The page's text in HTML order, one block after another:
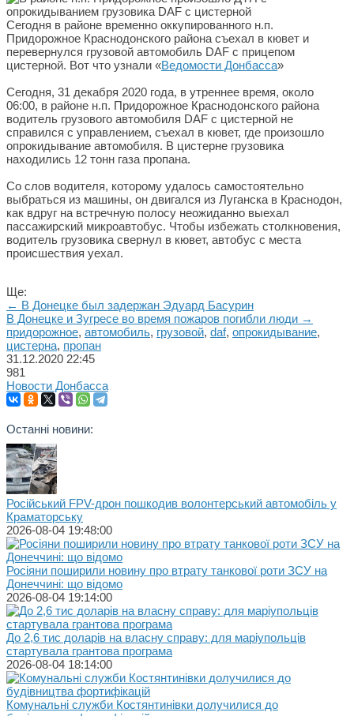
Сегодня в районе временно оккупированного н.п.
Придорожное Краснодонского района съехал в кювет и
перевернулся грузовой автомобиль DAF с прицепом
цистерной. Вот что узнали «Ведомости Донбасса»
Сегодня, 31 декабря 2020 года, в утреннее время, около
06:00, в районе н.п. Придорожное Краснодонского района
водитель грузового автомобиля DAF с цистерной не
справился с управлением, съехал в кювет, где произошло
опрокидывание автомобиля. В цистерне грузовика
находились 12 тонн газа пропана.
Со слов водителя, которому удалось самостоятельно
выбраться из машины, он двигался из Луганска в Краснодон,
как вдруг на встречную полосу неожиданно выехал
пассажирский микроавтобус. Чтобы избежать столкновения,
водитель грузовика свернул в кювет, автобус с места
происшествия уехал.
Ще:
← В Донецке был задержан Эдуард Басурин
В Донецке и Зугресе во время пожаров погибли люди →
придорожное, автомобиль, грузовой, daf, опрокидывание,
цистерна, пропан
31.12.2020 22:45
981
Новости Донбасса
Останні новини:
Російський FPV-дрон пошкодив волонтерський автомобіль у
Краматорську
2026-08-04 19:48:00
Росіяни поширили новину про втрату танкової роти ЗСУ на
Донеччині: що відомо
2026-08-04 19:14:00
До 2,6 тис доларів на власну справу: для маріупольців
стартувала грантова програма
2026-08-04 18:14:00
Комунальні служби Костянтинівки долучилися до